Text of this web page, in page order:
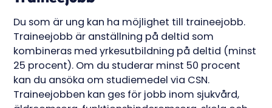
Du som är ung kan ha möjlighet till traineejobb.
Traineejobb är anställning på deltid som
kombineras med yrkesutbildning på deltid (minst
25 procent). Om du studerar minst 50 procent
kan du ansöka om studiemedel via CSN.
Traineejobben kan ges för jobb inom sjukvård,